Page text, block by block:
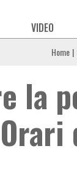
VIDEO
Home
la